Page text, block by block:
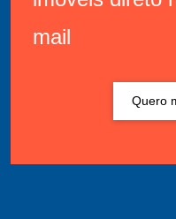
mail
Quero